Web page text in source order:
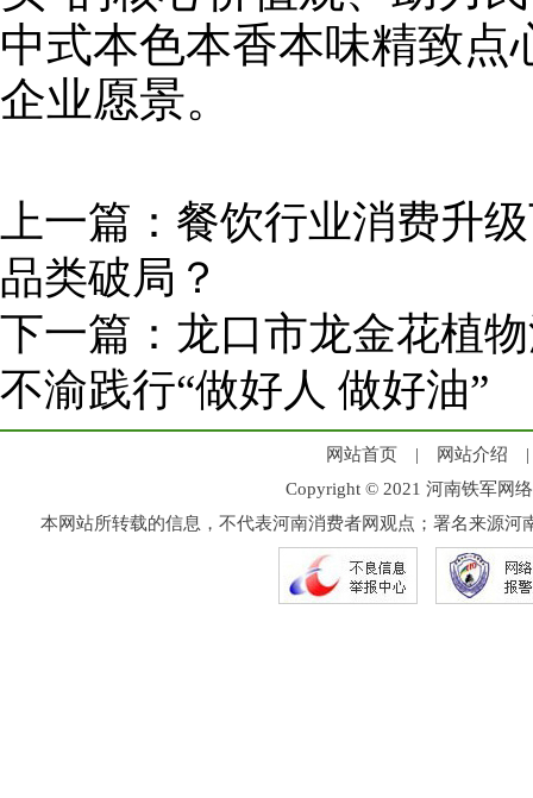
中式本色本香本味精致点
企业愿景。
上一篇： 餐饮行业消费升
品类破局？
下一篇： 龙口市龙金花植
不渝践行“做好人 做好油”
网站首页 | 网站介绍
Copyright © 2021 河南铁军网
本网站所转载的信息，不代表河南消费者网观点；署名来源